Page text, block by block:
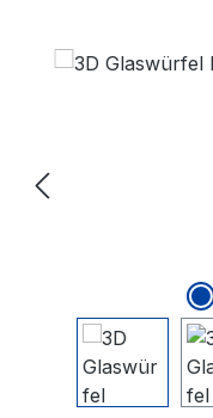
Bildergalerie